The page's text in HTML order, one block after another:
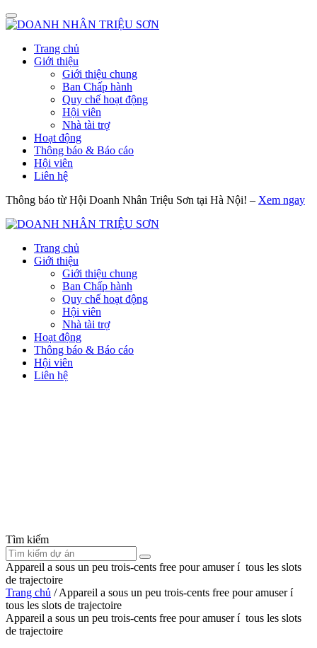
Trang chủ
Giới thiệu
Giới thiệu chung
Ban Chấp hành
Quy chế hoạt động
Hội viên
Nhà tài trợ
Hoạt động
Thông báo & Báo cáo
Hội viên
Liên hệ
Thông báo từ Hội Doanh Nhân Triệu Sơn tại Hà Nội! – Xem ngay
Trang chủ
Giới thiệu
Giới thiệu chung
Ban Chấp hành
Quy chế hoạt động
Hội viên
Nhà tài trợ
Hoạt động
Thông báo & Báo cáo
Hội viên
Liên hệ
Tìm kiếm
Appareil a sous un peu trois-cents free pour amuser í tous les slots
de trajectoire
Trang chủ /Appareil a sous un peu trois-cents free pour amuser í
tous les slots de trajectoire
Appareil a sous un peu trois-cents free pour amuser í tous les slots
de trajectoire